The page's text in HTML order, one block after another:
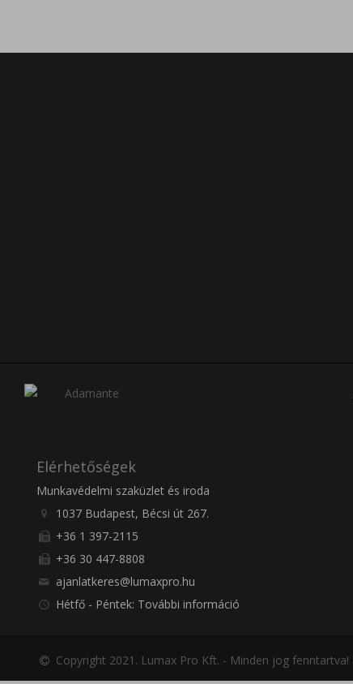
Elérhetőségek
Munkavédelmi szaküzlet és iroda
1037 Budapest, Bécsi út 267.
+36 1 397-2115
+36 30 447-8808
ajanlatkeres@lumaxpro.hu
Hétfő - Péntek: További információ
Copyright 2021. Lumax Pro Kft. - Minden jog fenntartva!